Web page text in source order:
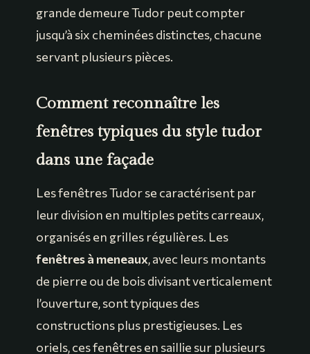
grande demeure Tudor peut compter
jusqu’à six cheminées distinctes, chacune
servant plusieurs pièces.
Comment reconnaître les
fenêtres typiques du style tudor
dans une façade
Les fenêtres Tudor se caractérisent par
leur division en multiples petits carreaux,
organisés en grilles régulières. Les
fenêtres à meneaux, avec leurs montants
de pierre ou de bois divisant verticalement
l’ouverture, sont typiques des
constructions plus prestigieuses. Les
oriels, ces fenêtres en saillie sur plusieurs